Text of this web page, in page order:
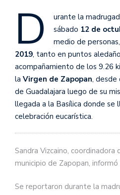
D
urante la
sábado 12 de
medio de
2019, tanto en puntos
acompañamiento de los 9.26
la Virgen de Zapopan, desde
de Guadalajara luego de su
llegada a la Basílica donde se
celebración eucarística.
Sandra Vizcaino, coordinadora
municipio de Zapopan,
Se reportaron durante la